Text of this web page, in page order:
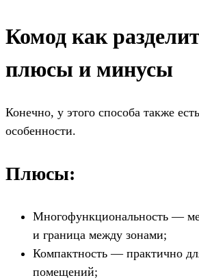
Комод как
плюсы и минусы
Конечно, у этого способа также
особенности.
Плюсы:
Многофункциональность —
и граница между зонами;
Компактность — практично
помещений;